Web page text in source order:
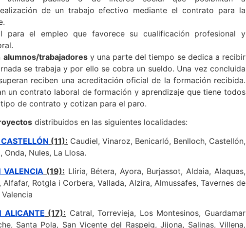
de un trabajo efectivo mediante el contrato para la
para el empleo que favorece su cualificación profesional y
alumnos/trabajadoresy una parte del tiempo se dedica a recibir
se trabaja y por ello se cobra un sueldo. Una vez concluida
reciben una acreditación oficial de la formación recibida.
un contrato laboral de formación y aprendizaje que tiene todos
de contrato y cotizan para el paro.
distribuidos en las siguientes localidades:
(11): Caudiel, Vinaroz, Benicarló, Benlloch, Castellón,
Onda, Nules, La Llosa.
VALENCIA (19): Lliria, Bétera, Ayora, Burjassot, Aldaia, Alaquas,
Rotgla i Corbera, Vallada, Alzira, Almussafes, Tavernes de
ALICANTE (17): Catral, Torrevieja, Los Montesinos, Guardamar
Santa Pola, San Vicente del Raspeig, Jijona, Salinas, Villena,